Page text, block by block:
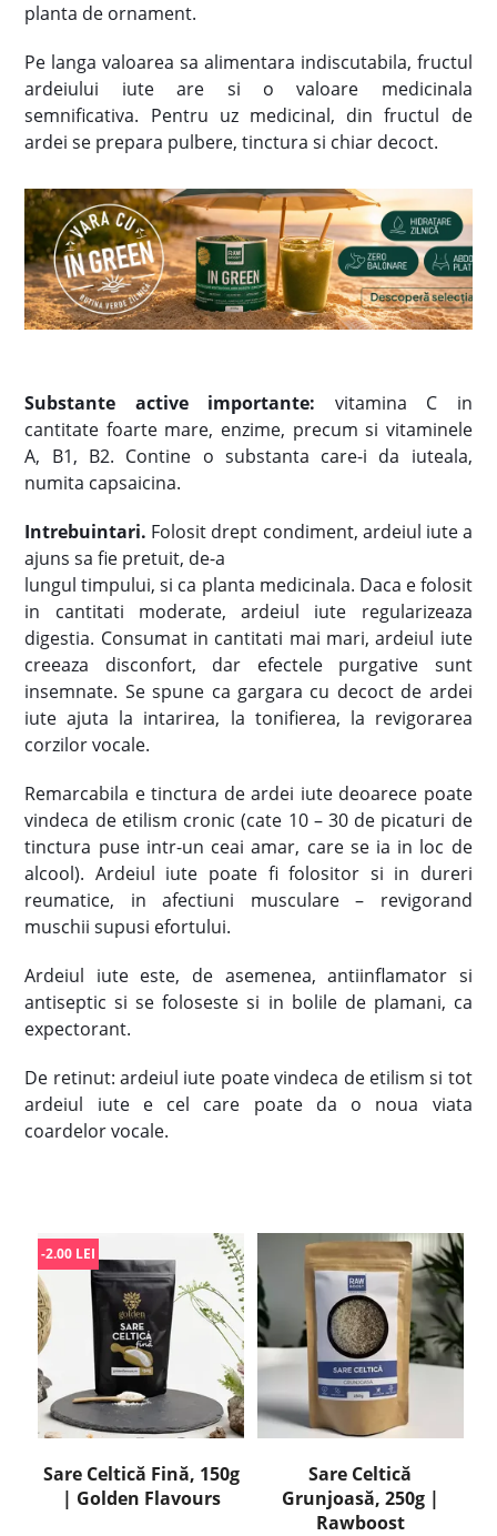
planta de ornament.
Pe langa valoarea sa alimentara indiscutabila, fructul
ardeiului iute are si o valoare medicinala
semnificativa. Pentru uz medicinal, din fructul de
ardei se prepara pulbere, tinctura si chiar decoct.
Substante active importante: vitamina C in
cantitate foarte mare, enzime, precum si vitaminele
A, B1, B2. Contine o substanta care-i da iuteala,
numita capsaicina.
Intrebuintari. Folosit drept condiment, ardeiul iute a
ajuns sa fie pretuit, de-a
lungul timpului, si ca planta medicinala. Daca e folosit
in cantitati moderate, ardeiul iute regularizeaza
digestia. Consumat in cantitati mai mari, ardeiul iute
creeaza disconfort, dar efectele purgative sunt
insemnate. Se spune ca gargara cu decoct de ardei
iute ajuta la intarirea, la tonifierea, la revigorarea
corzilor vocale.
Remarcabila e tinctura de ardei iute deoarece poate
vindeca de etilism cronic (cate 10 – 30 de picaturi de
tinctura puse intr-un ceai amar, care se ia in loc de
alcool). Ardeiul iute poate fi folositor si in dureri
reumatice, in afectiuni musculare – revigorand
muschii supusi efortului.
Ardeiul iute este, de asemenea, antiinflamator si
antiseptic si se foloseste si in bolile de plamani, ca
expectorant.
De retinut: ardeiul iute poate vindeca de etilism si tot
ardeiul iute e cel care poate da o noua viata
coardelor vocale.
Sare Celtică Fină, 150g
| Golden Flavours
-2.00 LEI
Sare Celtică
Grunjoasă, 250g |
Rawboost